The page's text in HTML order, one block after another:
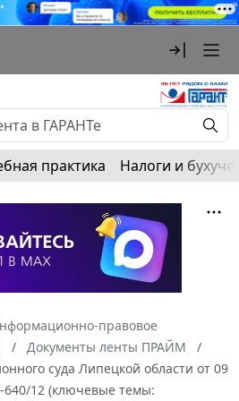
практика Налоги и
правовое
Документы ленты ПРАЙМ
суда Липецкой области от 09
640/12 (ключевые темы: